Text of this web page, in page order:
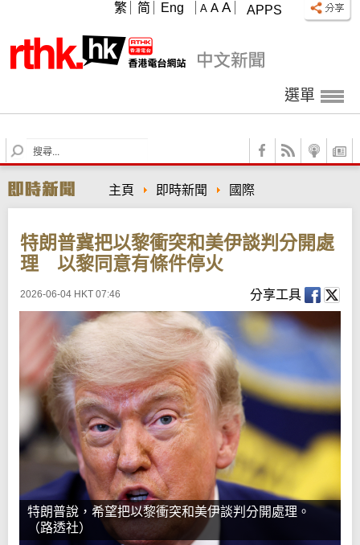
APPS
A A A
繁 简 Eng
選單
S
e
r
c
主頁 即時新聞 國際
特朗普冀把以黎衝突和美伊談判分開處
理 以黎同意有條件停火
2026-06-04 HKT 07:46 分享工具
特朗普說，希望把以黎衝突和美伊談判分開處理。
（路透社）